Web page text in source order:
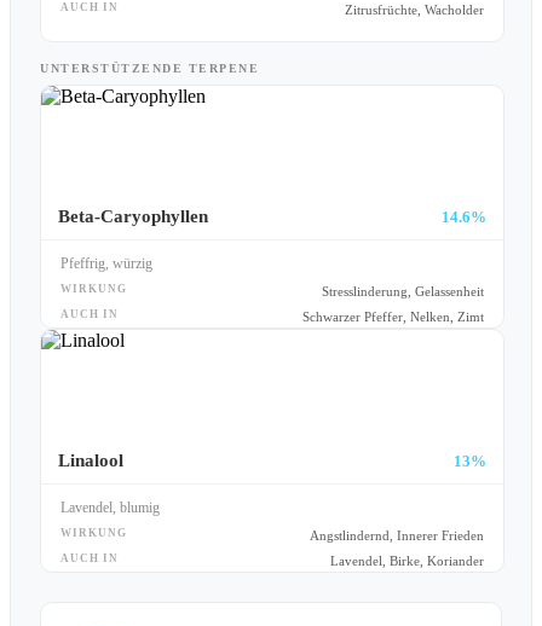
AUCH IN Zitrusfrüchte, Wacholder
UNTERSTÜTZENDE TERPENE
Beta-Caryophyllen 14.6%
Pfeffrig, würzig
WIRKUNG Stresslinderung, Gelassenheit
AUCH IN Schwarzer Pfeffer, Nelken, Zimt
Linalool 13%
Lavendel, blumig
WIRKUNG Angstlindernd, Innerer Frieden
AUCH IN Lavendel, Birke, Koriander